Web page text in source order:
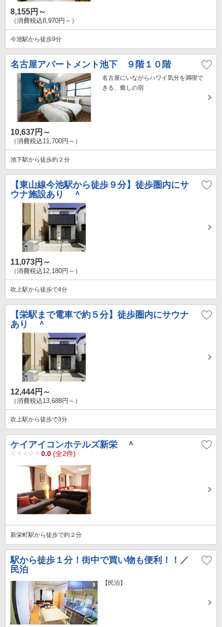
8,155円～
（消費税込8,970円～）
今池駅から徒歩9分
名古屋アパートメント池下 ９階１０階
名古屋にいながらハワイ気分を満喫で
きる、癒しの宿
10,637円～
（消費税込11,700円～）
池下駅から徒歩約２分
【東山線今池駅から徒歩９分】徒歩圏内にサ
ウナ施設あり ＾
11,073円～
（消費税込12,180円～）
吹上駅から徒歩で4分
【栄駅まで電車で約５分】徒歩圏内にサウナ
あり ＾
12,444円～
（消費税込13,688円～）
吹上駅から徒歩で3分
ケイアイコンホテルズ新栄 ＾
0.0 (全2件)
新栄町駅から徒歩で約２分
駅から徒歩１分！街中で買い物も便利！！／
民泊
【民泊】